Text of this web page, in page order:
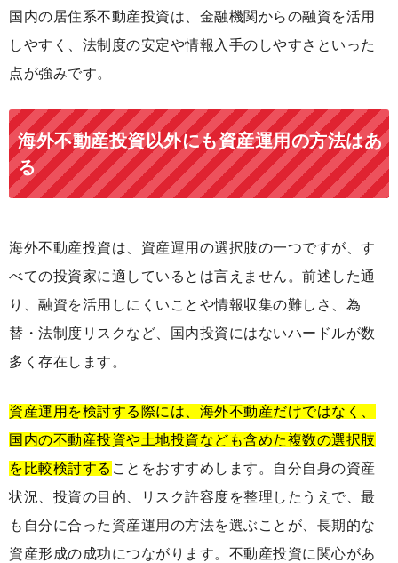
国内の居住系不動産投資は、金融機関からの融資を活用
しやすく、法制度の安定や情報入手のしやすさといった
点が強みです。
海外不動産投資以外にも資産運用の方法はあ
る
海外不動産投資は、資産運用の選択肢の一つですが、す
べての投資家に適しているとは言えません。前述した通
り、融資を活用しにくいことや情報収集の難しさ、為
替・法制度リスクなど、国内投資にはないハードルが数
多く存在します。
資産運用を検討する際には、海外不動産だけではなく、
国内の不動産投資や土地投資なども含めた複数の選択肢
を比較検討する ことをおすすめします。自分自身の資産
状況、投資の目的、リスク許容度を整理したうえで、最
も自分に合った資産運用の方法を選ぶことが、長期的な
資産形成の成功につながります。不動産投資に関心があ